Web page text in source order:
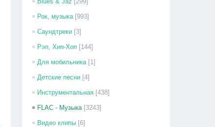
Рок, музыка [993]
Саундтреки [3]
Рэп, Хип-Хоп [144]
Для мобильника [1]
Детские песни [4]
Инструментальная [438]
FLAC - Музыка [3243]
Видео клипы [6]